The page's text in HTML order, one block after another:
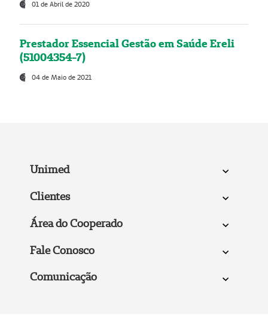
01 de Abril de 2020
Prestador Essencial Gestão em Saúde Ereli
(51004354-7)
04 de Maio de 2021
Unimed
Clientes
Área do Cooperado
Fale Conosco
Comunicação